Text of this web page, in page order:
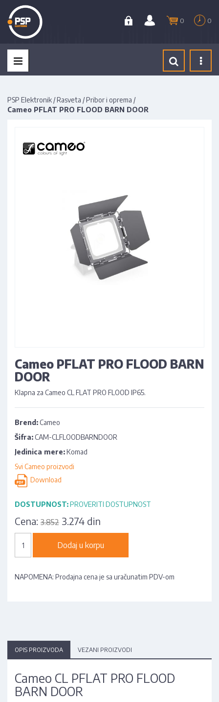
0 0
PSP Elektronik /Rasveta /Pribor i oprema /
Cameo PFLAT PRO FLOOD BARN DOOR
Cameo PFLAT PRO FLOOD BARN
DOOR
Klapna za Cameo CL FLAT PRO FLOOD IP65.
Brend:Cameo
Šifra:CAM-CLFLOODBARNDOOR
Jedinica mere:Komad
Svi Cameo proizvodi
Download
DOSTUPNOST:PROVERITI DOSTUPNOST
Cena: 3.852 3.274 din
Dodaj u korpu
NAPOMENA: Prodajna cena je sa uračunatim PDV-om
OPIS PROIZVODA VEZANI PROIZVODI
Cameo CL PFLAT PRO FLOOD
BARN DOOR